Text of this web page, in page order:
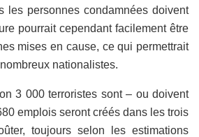
les personnes condamnées doivent
pourrait cependant facilement être
mises en cause, ce qui permettrait
nationalistes.
3 000 terroristes sont – ou doivent
emplois seront créés dans les trois
toujours selon les estimations